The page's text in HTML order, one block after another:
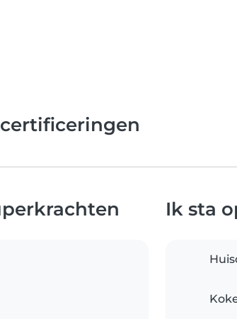
Ik sta